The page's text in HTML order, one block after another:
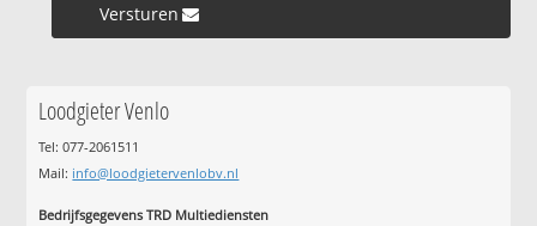
Versturen »
Loodgieter Venlo
Tel: 077-2061511
Mail: info@loodgietervenlobv.nl
Bedrijfsgegevens TRD Multiediensten